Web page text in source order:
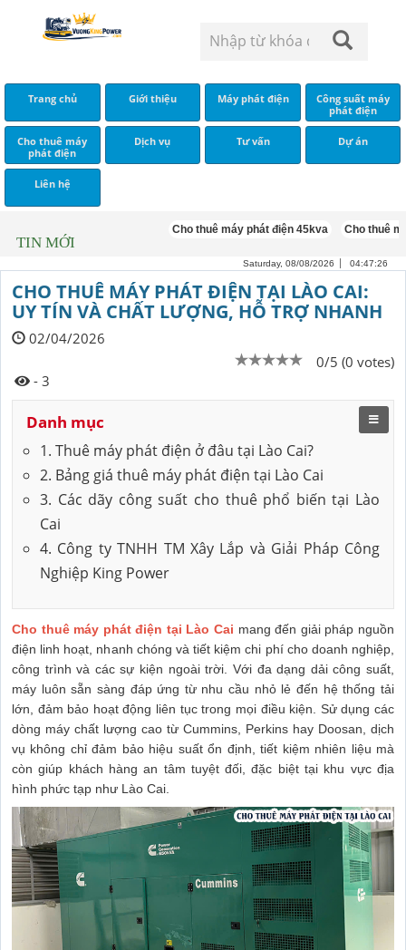
Trang chủ Giới thiệu Máy phát điện
Công suất máy
phát điện
Cho thuê máy
phát điện
Dịch vụ Tư vấn Dự án
Liên hệ
TIN MỚI
Cho thuê máy phát điện 45kva Cho thuê máy
Saturday, 08/08/2026 04:47:27
CHO THUÊ MÁY PHÁT ĐIỆN TẠI LÀO CAI:
UY TÍN VÀ CHẤT LƯỢNG, HỖ TRỢ NHANH
02/04/2026
0/5 (0 votes)
- 3
Danh mục
1. Thuê máy phát điện ở đâu tại Lào Cai?
2. Bảng giá thuê máy phát điện tại Lào Cai
3. Các dãy công suất cho thuê phổ biến tại Lào
Cai
4. Công ty TNHH TM Xây Lắp và Giải Pháp Công
Nghiệp King Power
Cho thuê máy phát điện tại Lào Cai mang đến giải pháp nguồn
điện linh hoạt, nhanh chóng và tiết kiệm chi phí cho doanh nghiệp,
công trình và các sự kiện ngoài trời. Với đa dạng dải công suất,
máy luôn sẵn sàng đáp ứng từ nhu cầu nhỏ lẻ đến hệ thống tải
lớn, đảm bảo hoạt động liên tục trong mọi điều kiện. Sử dụng các
dòng máy chất lượng cao từ Cummins, Perkins hay Doosan, dịch
vụ không chỉ đảm bảo hiệu suất ổn định, tiết kiệm nhiên liệu mà
còn giúp khách hàng an tâm tuyệt đối, đặc biệt tại khu vực địa
hình phức tạp như Lào Cai.